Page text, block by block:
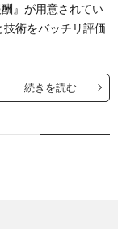
』が用意されてい
術をバッチリ評価
続きを読む